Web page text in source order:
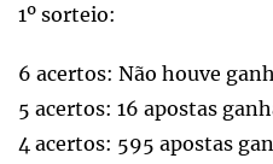
1º sorteio:
6 acertos: Não houve
5 acertos: 16 apostas
4 acertos: 595 apostas